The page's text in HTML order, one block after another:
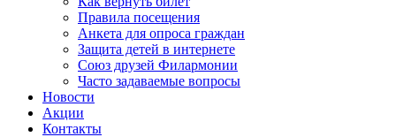
Правила посещения
Анкета для опроса граждан
Защита детей в интернете
Союз друзей Филармонии
Часто задаваемые вопросы
Новости
Акции
Контакты